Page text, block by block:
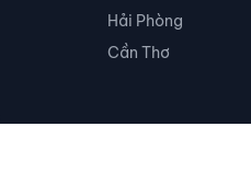
Hải Phòng
Cần Thơ